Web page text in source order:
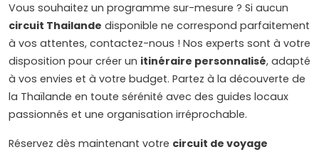
Vous souhaitez un programme sur-mesure ? Si aucun
circuit Thailande disponible ne correspond parfaitement
à vos attentes, contactez-nous ! Nos experts sont à votre
disposition pour créer un itinéraire personnalisé, adapté
à vos envies et à votre budget. Partez à la découverte de
la Thaïlande en toute sérénité avec des guides locaux
passionnés et une organisation irréprochable.
Réservez dès maintenant votre circuit de voyage